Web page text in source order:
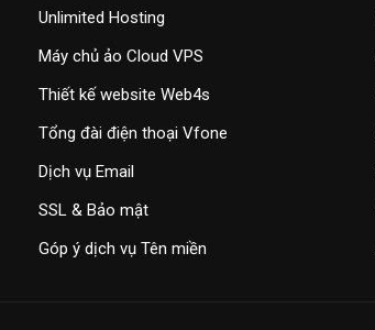
Unlimited Hosting
Máy chủ ảo Cloud VPS
Thiết kế website Web4s
Tổng đài điện thoại Vfone
Dịch vụ Email
SSL & Bảo mật
Góp ý dịch vụ Tên miền